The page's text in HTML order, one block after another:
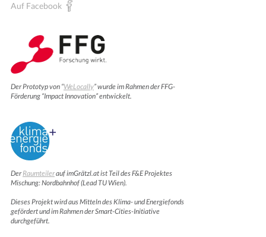
Auf Facebook
Der Prototyp von “WeLocally” wurde im Rahmen der FFG-
Förderung “Impact Innovation” entwickelt.
DerRaumteilerauf imGrätzl.at ist Teil des F&E Projektes
Mischung: Nordbahnhof (Lead TU Wien).
Dieses Projekt wird aus Mitteln des Klima- und Energiefonds
gefördert und im Rahmen der Smart-Cities-Initiative
durchgeführt.